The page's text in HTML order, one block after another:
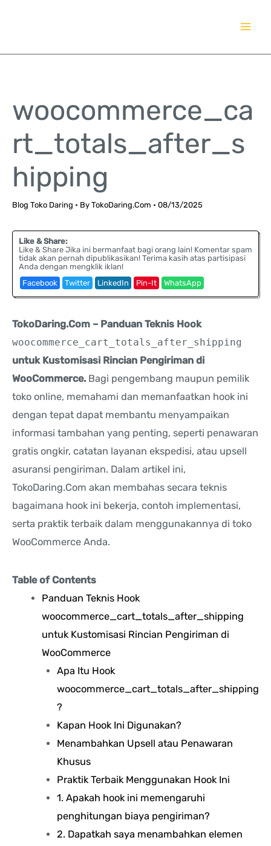
woocommerce_ca
rt_totals_after_s
hipping
Blog Toko Daring • By TokoDaring.Com • 08/13/2025
Like & Share:
Like & Share Jika ini bermanfaat bagi orang lain! Komentar spam
tidak akan pernah dipublikasikan! Terima kasih atas partisipasi
Anda dengan mengklik iklan!
Facebook
Twitter LinkedIn Pin-It WhatsApp
TokoDaring.Com – Panduan Teknis Hook
woocommerce_cart_totals_after_shipping
untuk Kustomisasi Rincian Pengiriman di
WooCommerce. Bagi pengembang maupun pemilik
toko online, memahami dan memanfaatkan hook ini
dengan tepat dapat membantu menyampaikan
informasi tambahan yang penting, seperti penawaran
gratis ongkir, catatan layanan ekspedisi, atau upsell
asuransi pengiriman. Dalam artikel ini,
TokoDaring.Com akan membahas secara teknis
bagaimana hook ini bekerja, contoh implementasi,
serta praktik terbaik dalam menggunakannya di toko
WooCommerce Anda.
Table of Contents
Panduan Teknis Hook
woocommerce_cart_totals_after_shipping
untuk Kustomisasi Rincian Pengiriman di
WooCommerce
Apa Itu Hook
woocommerce_cart_totals_after_shipping
?
Kapan Hook Ini Digunakan?
Menambahkan Upsell atau Penawaran
Khusus
Praktik Terbaik Menggunakan Hook Ini
1. Apakah hook ini memengaruhi
penghitungan biaya pengiriman?
2. Dapatkah saya menambahkan elemen